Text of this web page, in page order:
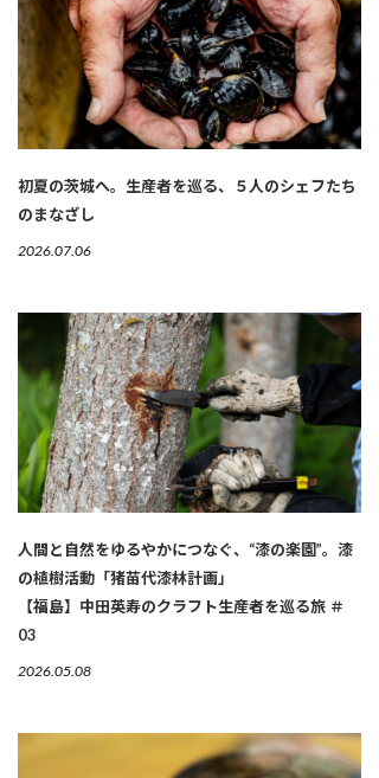
初夏の茨城へ。生産者を巡る、５人のシェフたち
のまなざし
2026.07.06
人間と自然をゆるやかにつなぐ、“漆の楽園”。漆
の植樹活動「猪苗代漆林計画」
【福島】中田英寿のクラフト生産者を巡る旅 ＃
03
2026.05.08